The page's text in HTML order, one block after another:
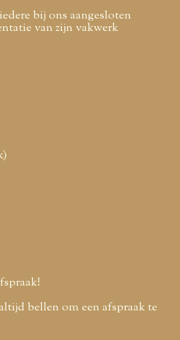
bij ons aangesloten
van zijn vakwerk
bellen om een afspraak te